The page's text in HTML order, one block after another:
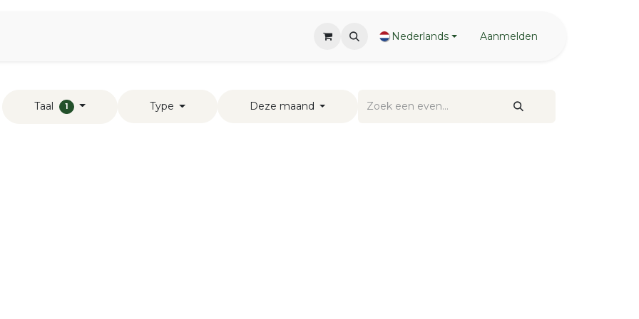
Nederlands Aanmelden
Taal 1 Type Deze maand